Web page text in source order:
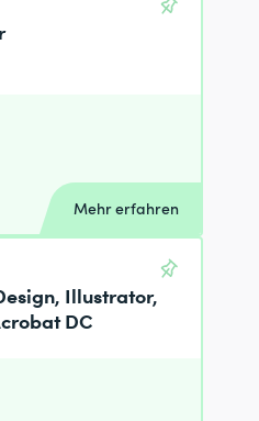
Mehr erfahren
Illustrator,
DC